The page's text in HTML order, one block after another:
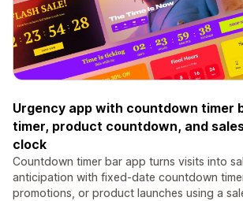
Urgency app with countdown timer
timer, product countdown, and
clock
Countdown timer bar app turns visits into
anticipation with fixed-date countdown
promotions, or product launches using a